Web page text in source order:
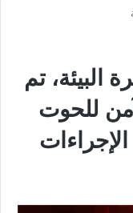
البيئة، تم
للحوت
الإجراءات